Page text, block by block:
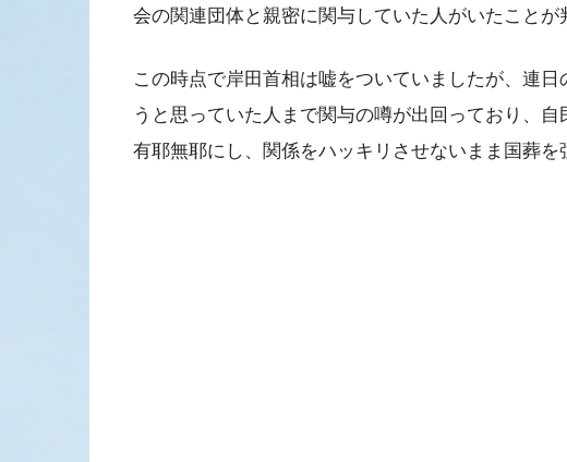
会の関連団体と親密に関与していた人がいたことが
この時点で岸田首相は嘘をついていましたが、連
うと思っていた人まで関与の噂が出回っており、
有耶無耶にし、関係をハッキリさせないまま国葬を